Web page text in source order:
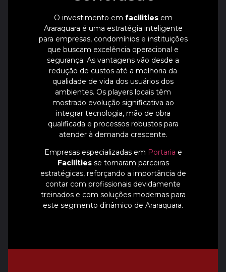
O investimento em facilitiesem
Araraquara é uma estratégia inteligente
para empresas, condomínios e instituições
que buscam excelência operacional e
segurança. As vantagens vão desde a
redução de custos até a melhoria da
qualidade de vida dos usuários dos
ambientes. Os players locais têm
mostrado evolução significativa ao
integrar tecnologia, mão de obra
qualificada e processos robustos para
atender à demanda crescente.
Empresas especializadas em Portaria e
Facilitiesse tornaram parceiras
estratégicas, reforçando a importância de
contar com profissionais devidamente
treinados e com soluções modernas para
este segmento dinâmico de Araraquara.